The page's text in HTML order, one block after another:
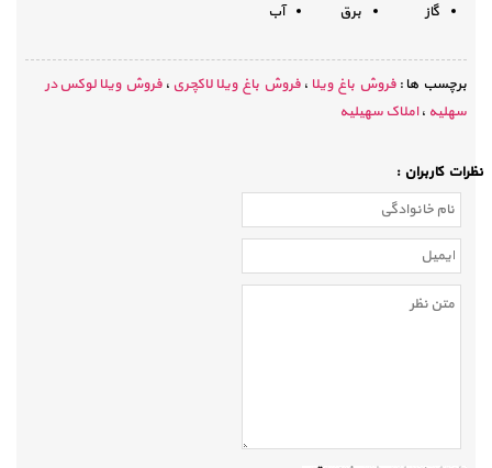
گاز
برق آب
برچسب ها :فروش باغ ویلا ،فروش باغ ویلا لاکچری ،فروش ویلا لوکس در
سهلیه ،املاک سهیلیه
نظرات كاربران :